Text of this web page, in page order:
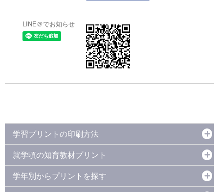
LINE＠でお知らせ
学習プリントの印刷方法
就学頃の知育教材プリント
学年別からプリントを探す